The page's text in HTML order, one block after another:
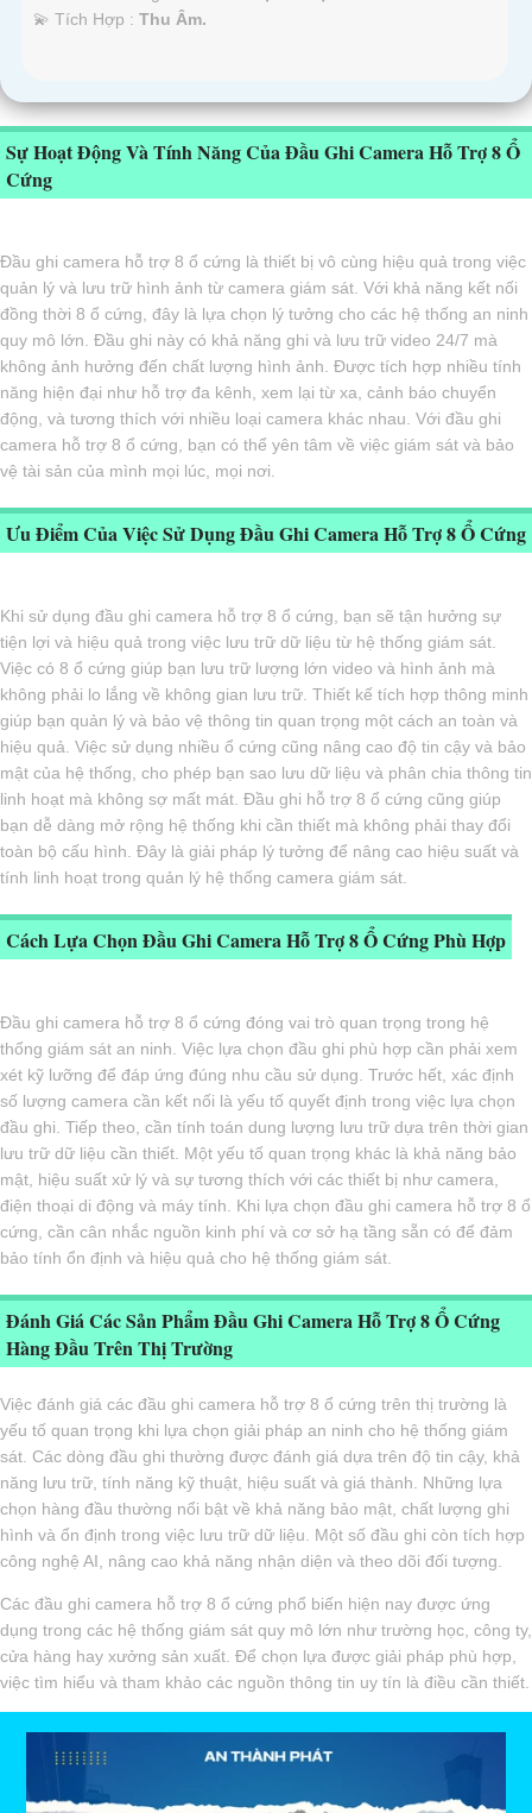
️💫 Tích Hợp : Thu Âm.
Sự Hoạt Động Và Tính Năng Của Đầu Ghi Camera Hỗ Trợ 8 Ổ
Cứng
Đầu ghi camera hỗ trợ 8 ổ cứng là thiết bị vô cùng hiệu quả trong việc
quản lý và lưu trữ hình ảnh từ camera giám sát. Với khả năng kết nối
đồng thời 8 ổ cứng, đây là lựa chọn lý tưởng cho các hệ thống an ninh
quy mô lớn. Đầu ghi này có khả năng ghi và lưu trữ video 24/7 mà
không ảnh hưởng đến chất lượng hình ảnh. Được tích hợp nhiều tính
năng hiện đại như hỗ trợ đa kênh, xem lại từ xa, cảnh báo chuyển
động, và tương thích với nhiều loại camera khác nhau. Với đầu ghi
camera hỗ trợ 8 ổ cứng, bạn có thể yên tâm về việc giám sát và bảo
vệ tài sản của mình mọi lúc, mọi nơi.
Ưu Điểm Của Việc Sử Dụng Đầu Ghi Camera Hỗ Trợ 8 Ổ Cứng
Khi sử dụng đầu ghi camera hỗ trợ 8 ổ cứng, bạn sẽ tận hưởng sự
tiện lợi và hiệu quả trong việc lưu trữ dữ liệu từ hệ thống giám sát.
Việc có 8 ổ cứng giúp bạn lưu trữ lượng lớn video và hình ảnh mà
không phải lo lắng về không gian lưu trữ. Thiết kế tích hợp thông minh
giúp bạn quản lý và bảo vệ thông tin quan trọng một cách an toàn và
hiệu quả. Việc sử dụng nhiều ổ cứng cũng nâng cao độ tin cậy và bảo
mật của hệ thống, cho phép bạn sao lưu dữ liệu và phân chia thông tin
linh hoạt mà không sợ mất mát. Đầu ghi hỗ trợ 8 ổ cứng cũng giúp
bạn dễ dàng mở rộng hệ thống khi cần thiết mà không phải thay đổi
toàn bộ cấu hình. Đây là giải pháp lý tưởng để nâng cao hiệu suất và
tính linh hoạt trong quản lý hệ thống camera giám sát.
Cách Lựa Chọn Đầu Ghi Camera Hỗ Trợ 8 Ổ Cứng Phù Hợp
Đầu ghi camera hỗ trợ 8 ổ cứng đóng vai trò quan trọng trong hệ
thống giám sát an ninh. Việc lựa chọn đầu ghi phù hợp cần phải xem
xét kỹ lưỡng để đáp ứng đúng nhu cầu sử dụng. Trước hết, xác định
số lượng camera cần kết nối là yếu tố quyết định trong việc lựa chọn
đầu ghi. Tiếp theo, cần tính toán dung lượng lưu trữ dựa trên thời gian
lưu trữ dữ liệu cần thiết. Một yếu tố quan trọng khác là khả năng bảo
mật, hiệu suất xử lý và sự tương thích với các thiết bị như camera,
điện thoại di động và máy tính. Khi lựa chọn đầu ghi camera hỗ trợ 8 ổ
cứng, cần cân nhắc nguồn kinh phí và cơ sở hạ tầng sẵn có để đảm
bảo tính ổn định và hiệu quả cho hệ thống giám sát.
Đánh Giá Các Sản Phẩm Đầu Ghi Camera Hỗ Trợ 8 Ổ Cứng
Hàng Đầu Trên Thị Trường
Việc đánh giá các đầu ghi camera hỗ trợ 8 ổ cứng trên thị trường là
yếu tố quan trọng khi lựa chọn giải pháp an ninh cho hệ thống giám
sát. Các dòng đầu ghi thường được đánh giá dựa trên độ tin cậy, khả
năng lưu trữ, tính năng kỹ thuật, hiệu suất và giá thành. Những lựa
chọn hàng đầu thường nổi bật về khả năng bảo mật, chất lượng ghi
hình và ổn định trong việc lưu trữ dữ liệu. Một số đầu ghi còn tích hợp
công nghệ AI, nâng cao khả năng nhận diện và theo dõi đối tượng.
Các đầu ghi camera hỗ trợ 8 ổ cứng phổ biến hiện nay được ứng
dụng trong các hệ thống giám sát quy mô lớn như trường học, công ty,
cửa hàng hay xưởng sản xuất. Để chọn lựa được giải pháp phù hợp,
việc tìm hiểu và tham khảo các nguồn thông tin uy tín là điều cần thiết.